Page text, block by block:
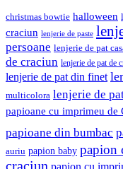
christmas bowtie halloween
craciun lenjerie de paste
persoane lenjerie de pat
de craciun lenjerie de pat de
lenjerie de pat din finet
multicolora lenjerie de
papioane cu imprimeu de
papioane din bumbac
auriu papion baby papion
craciun